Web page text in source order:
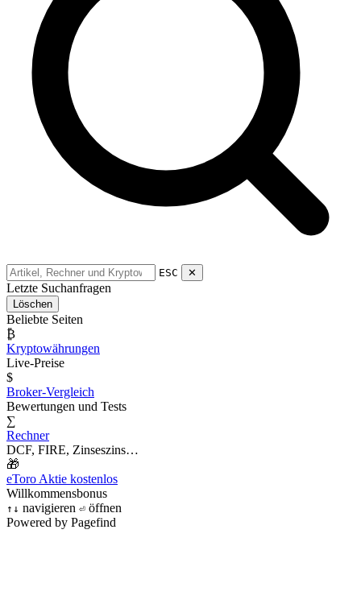
ESC ✕
Letzte Suchanfragen
Löschen
Beliebte Seiten
₿
Kryptowährungen
Live-Preise
$
Broker-Vergleich
Bewertungen und Tests
∑
Rechner
DCF, FIRE, Zinseszins…
🎁
eToro Aktie kostenlos
Willkommensbonus
↑ ↓ navigieren ⏎ öffnen
Powered by Pagefind